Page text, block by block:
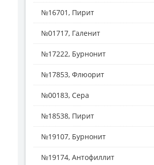
№16701, Пирит
№01717, Галенит
№17222, Бурнонит
№17853, Флюорит
№00183, Сера
№18538, Пирит
№19107, Бурнонит
№19174, Антофиллит